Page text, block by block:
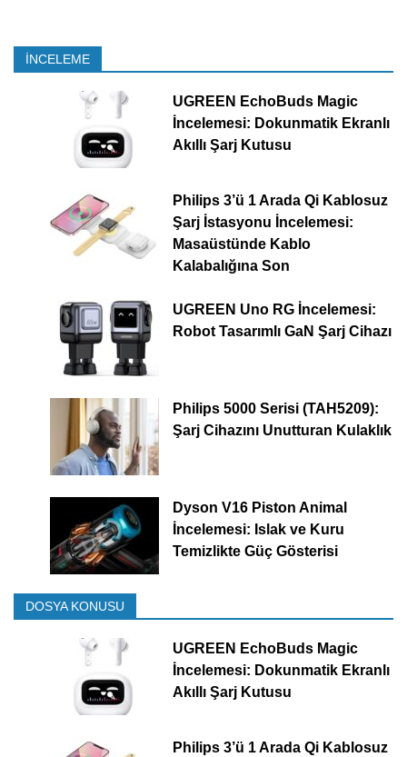
İNCELEME
UGREEN EchoBuds Magic
İncelemesi: Dokunmatik Ekranlı
Akıllı Şarj Kutusu
Philips 3’ü 1 Arada Qi Kablosuz
Şarj İstasyonu İncelemesi:
Masaüstünde Kablo
Kalabalığına Son
UGREEN Uno RG İncelemesi:
Robot Tasarımlı GaN Şarj Cihazı
Philips 5000 Serisi (TAH5209):
Şarj Cihazını Unutturan Kulaklık
Dyson V16 Piston Animal
İncelemesi: Islak ve Kuru
Temizlikte Güç Gösterisi
DOSYA KONUSU
UGREEN EchoBuds Magic
İncelemesi: Dokunmatik Ekranlı
Akıllı Şarj Kutusu
Philips 3’ü 1 Arada Qi Kablosuz